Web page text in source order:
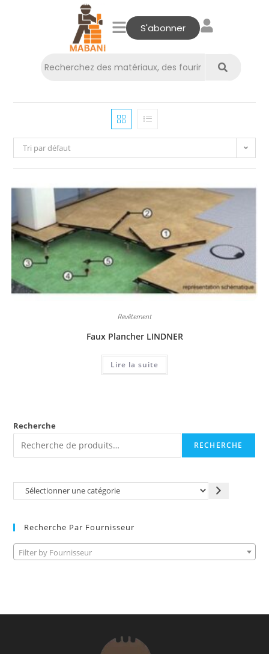
S'abonner
Tri par défaut
Revêtement
Faux Plancher LINDNER
Lire la suite
Recherche
RECHERCHE
Recherche Par Fournisseur
Filter by Fournisseur